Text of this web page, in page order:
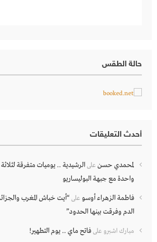
حالة الطقس
أحدث التعليقات
لمحمدي حسن علىالرشيدية .. يوميات متفرقة
واحدة مع جبهة البوليساريو
فاطمة الزهراء أوسو على“أيت خباش المغرب
الدم وفرقت بينها الحدود”
مبارك اشبرو علىفاتح ماي .. يوم التطهير!